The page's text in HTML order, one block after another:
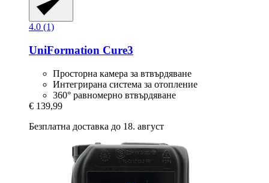
4.0 (1)
UniFormation Cure3
Просторна камера за втвърдяване
Интегрирана система за отопление
360° равномерно втвърдяване
€ 139,99
Безплатна доставка до 18. август